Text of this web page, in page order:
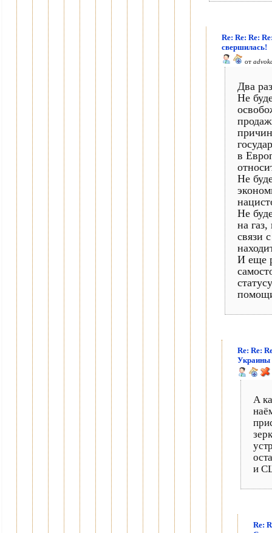
Re: Re: Re:
свершилась!
от
Два
Не
в
Не
Не
на
связи
И еще
Re: Re:
Украины
А
и
Re: